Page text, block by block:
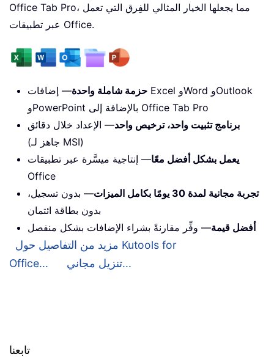
Office Tab Pro، مما يجعلها الخيار المثالي للفِرق التي تعمل
عبر تطبيقات Office.
حزمة شاملة واحدة— إضافات Excel وWord وOutlook
وPowerPoint بالإضافة إلى Office Tab Pro
برنامج تثبيت واحد، ترخيص واحد— الإعداد خلال دقائق
(جاهز لـ MSI)
يعمل بشكل أفضل معًا— إنتاجية ميسَّرة عبر تطبيقات
Office
تجربة مجانية لمدة 30 يومًا بكامل الميزات
— بدون تسجيل،
بدون بطاقة ائتمان
أفضل قيمة— وفِّر مقارنةً بشراء الإضافات بشكل منفصل
مزيد من التفاصيل حول Kutools for
Office...
تنزيل مجاني...
تابعنا